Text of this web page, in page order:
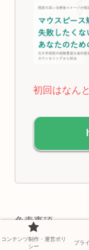
初回はなん
免責事項
当サイトに掲載
コンテンツ制作・運営ポリ
シー
プラ